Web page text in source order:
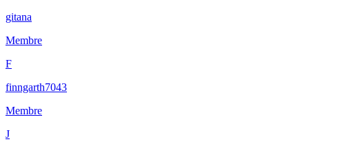
gitana
Membre
F
finngarth7043
Membre
J